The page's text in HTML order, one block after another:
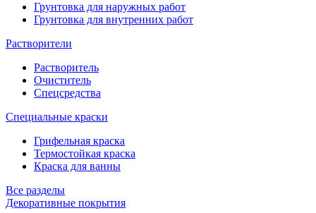
Грунтовка для наружных работ
Грунтовка для внутренних работ
Растворители
Растворитель
Очиститель
Спецсредства
Специальные краски
Грифельная краска
Термостойкая краска
Краска для ванны
Все разделы
Декоративные покрытия